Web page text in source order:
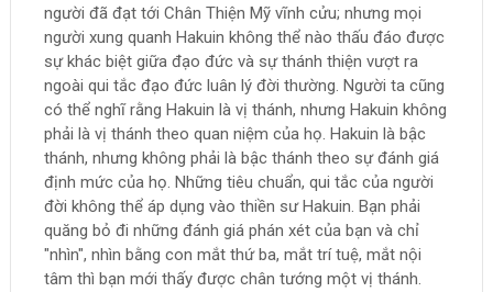
người đã đạt tới Chân Thiện Mỹ vĩnh cửu; nhưng mọi
người xung quanh Hakuin không thể nào thấu đáo được
sự khác biệt giữa đạo đức và sự thánh thiện vượt ra
ngoài qui tắc đạo đức luân lý đời thường. Người ta cũng
có thể nghĩ rằng Hakuin là vị thánh, nhưng Hakuin không
phải là vị thánh theo quan niệm của họ. Hakuin là bậc
thánh, nhưng không phải là bậc thánh theo sự đánh giá
định mức của họ. Những tiêu chuẩn, qui tắc của người
đời không thể áp dụng vào thiền sư Hakuin. Bạn phải
quăng bỏ đi những đánh giá phán xét của bạn và chỉ
"nhìn", nhìn bằng con mắt thứ ba, mắt trí tuệ, mắt nội
tâm thì bạn mới thấy được chân tướng một vị thánh.